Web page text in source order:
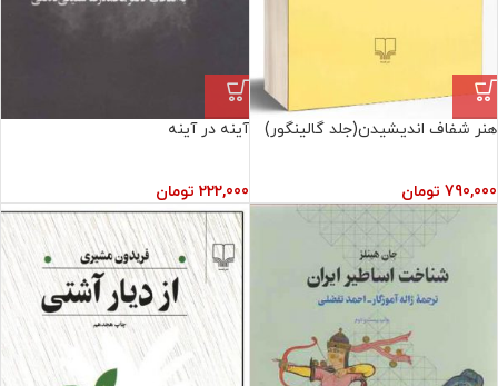
هنر شفاف انديشيدن(جلد گالینگور)
790,000 تومان
آينه‏ در آينه‏
222,000 تومان